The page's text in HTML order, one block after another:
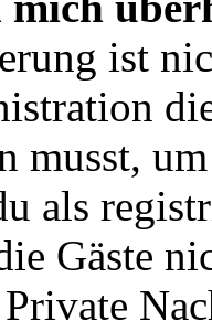
ist
musst,
als
Gäste